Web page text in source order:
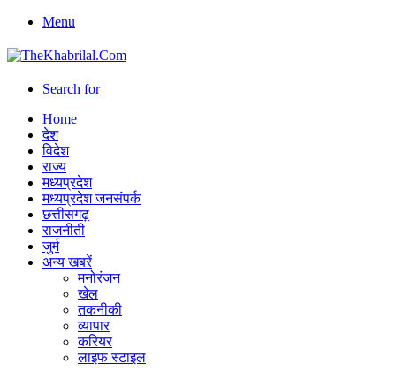
Menu
Search for
Home
देश
विदेश
राज्य
मध्यप्रदेश
मध्यप्रदेश जनसंपर्क
छत्तीसगढ़
राजनीती
जुर्म
अन्य खबरें
मनोरंजन
खेल
तकनीकी
व्यापार
करियर
लाइफ स्टाइल